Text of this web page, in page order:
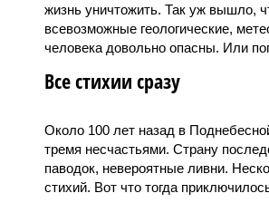
жизнь уничтожить. Так уж вышло,
всевозможные геологические,
человека довольно опасны. Или
Все стихии сразу
Около 100 лет назад в
тремя несчастьями. Страну
паводок, невероятные ливни.
стихий. Вот что тогда